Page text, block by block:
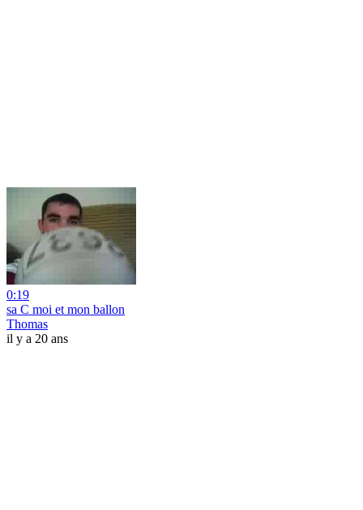
0:19
sa C moi et mon ballon
Thomas
il y a 20 ans